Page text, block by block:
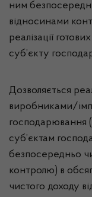
ним
відносинами
реалізації
суб’єкту
Дозволяється
виробниками/
господарювання
суб’єктам
безпосередньо
контролю) в
чистого доходу